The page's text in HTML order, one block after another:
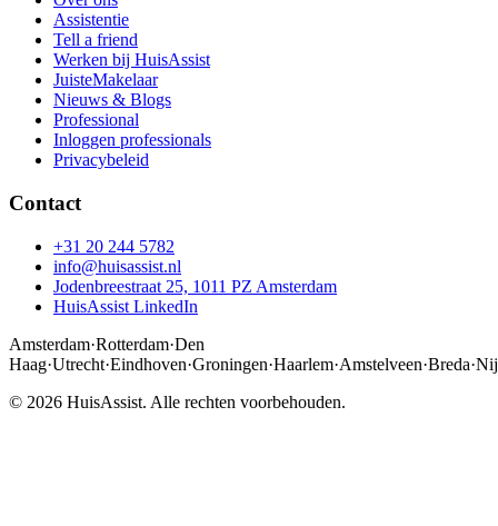
Assistentie
Tell a friend
Werken bij HuisAssist
JuisteMakelaar
Nieuws & Blogs
Professional
Inloggen professionals
Privacybeleid
Contact
+31 20 244 5782
info@huisassist.nl
Jodenbreestraat 25, 1011 PZ Amsterdam
HuisAssist LinkedIn
Amsterdam·Rotterdam·Den
Haag·Utrecht·Eindhoven·Groningen·Haarlem·Amstelveen·Breda·
© 2026 HuisAssist. Alle rechten voorbehouden.